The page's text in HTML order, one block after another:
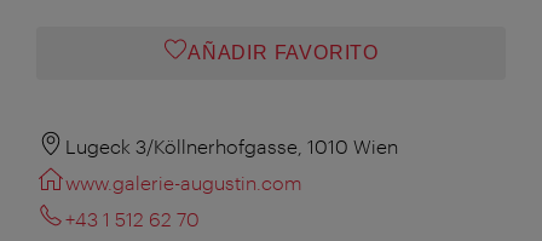
AÑADIR FAVORITO
Lugeck 3/Köllnerhofgasse, 1010 Wien
www.galerie-augustin.com
+43 1 512 62 70